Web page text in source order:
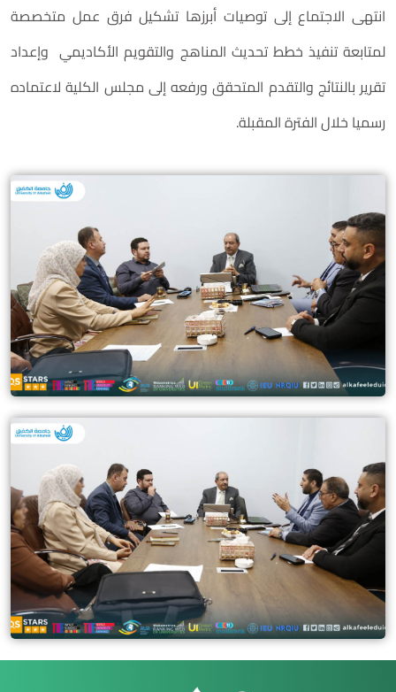
انتهى الاجتماع إلى توصيات أبرزها تشكيل فرق عمل متخصصة
لمتابعة تنفيذ خطط تحديث المناهج والتقويم الأكاديمي وإعداد
تقرير بالنتائج والتقدم المتحقق ورفعه إلى مجلس الكلية لاعتماده
رسميا خلال الفترة المقبلة.